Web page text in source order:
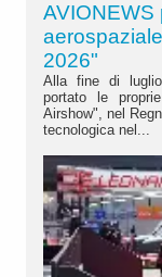
AVIONEWS
2026"
Alla fine di luglio
portato le
Airshow", nel
tecnologica nel...